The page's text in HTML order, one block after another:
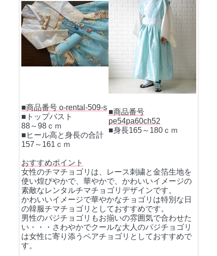
■商品番号 o-rental-509-s
■トップバスト
88～98ｃｍ
■ヒール高と身長の合計
157～161ｃｍ
■商品番号
pe54pa60ch52
■身長165～180ｃｍ
おすすめポイント
女性のチマチョゴリは、レース刺繍と金箔生地を
使い煌びやかで、華やかで、かわいいイメージの
素敵なレンタルチマチョゴリデザインです。
かわいいイメージで華やかなチョゴリは特別な日
の韓服チマチョゴリとしておすすめです。
男性のパジチョゴリもお揃いの雰囲気で合わせた
い・・・さわやかでクールな大人のパジチョゴリ
は女性に寄り添うペアチョゴリとしておすすめで
す。